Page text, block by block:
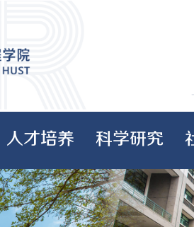
人才培养 科学研究